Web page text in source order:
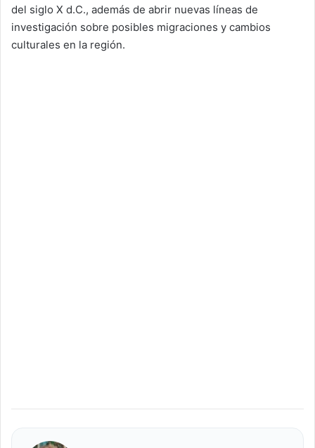
del siglo X d.C., además de abrir nuevas líneas de
investigación sobre posibles migraciones y cambios
culturales en la región.